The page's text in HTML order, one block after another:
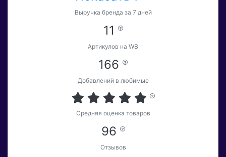
Выручка бренда за 7 дней
11
Артикулов на WB
166
Добавлений в любимые
Средняя оценка товаров
96
Отзывов